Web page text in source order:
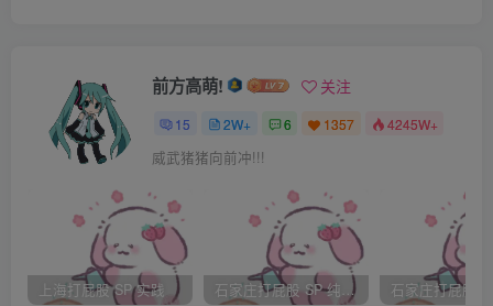
丫头疯玩了一天，晚上都没有按二爷的吩咐如实汇报。第二
天一上线，家里的头像就闪动起来
“昨天都干什么了？没一个人听话的是吧？等我回家再
二爷要出门办事，给几个丫头留了任务，每天晚上睡觉前汇
报当天的工作。老虎不在家，自然猴子称霸王，第一天几个
丫头疯玩了一天，晚上都没有按二爷的吩咐如实汇报。第二
前方高萌! 关注
15 2W+ 6 1357 4245W+
威武猪猪向前冲!!!
上海打屁股 SP 实践 石家庄打屁股 SP 纯实践